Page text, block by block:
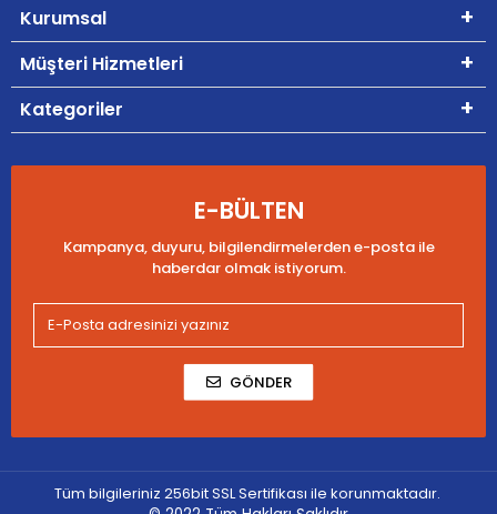
Kurumsal
Müşteri Hizmetleri
Kategoriler
E-BÜLTEN
Kampanya, duyuru, bilgilendirmelerden e-posta ile
haberdar olmak istiyorum.
GÖNDER
Tüm bilgileriniz 256bit SSL Sertifikası ile korunmaktadır.